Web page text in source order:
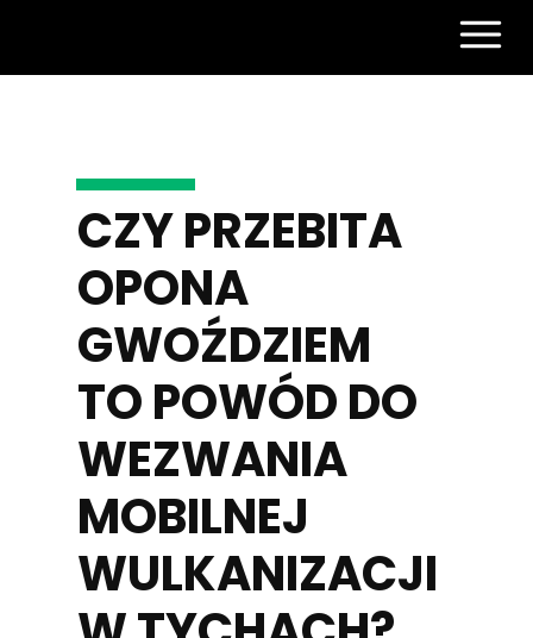
CZY PRZEBITA
OPONA
GWOŹDZIEM
TO POWÓD DO
WEZWANIA
MOBILNEJ
WULKANIZACJI